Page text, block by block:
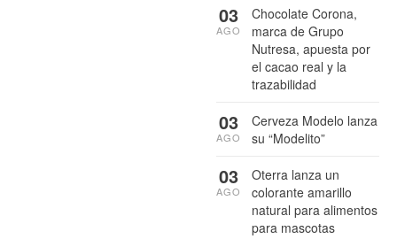
Chocolate Corona,
marca de Grupo
Nutresa, apuesta por
el cacao real y la
trazabilidad
03
AGO
Cerveza Modelo lanza
su “Modelito”
03
AGO
Oterra lanza un
colorante amarillo
natural para alimentos
para mascotas
03
AGO